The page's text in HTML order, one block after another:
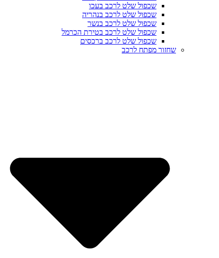
שכפול שלט לרכב בעכו
שכפול שלט לרכב בנהריה
שכפול שלט לרכב בנשר
שכפול שלט לרכב בטירת הכרמל
שכפול שלט לרכב ברכסים
שחזור מפתח לרכב